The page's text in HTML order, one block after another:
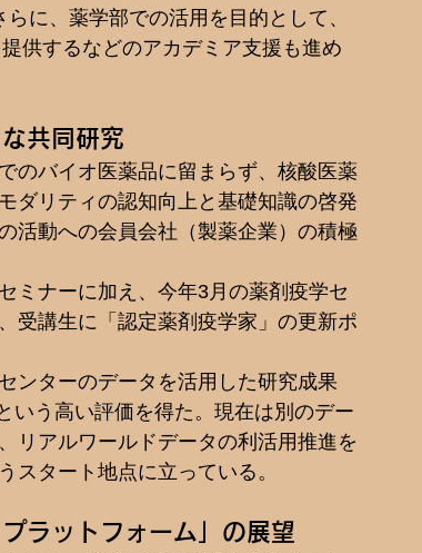
に、薬学部での活用を目的として、
供するなどのアカデミア支援も進め
共同研究
のバイオ医薬品に留まらず、核酸医薬
ダリティの認知向上と基礎知識の啓発
活動への会員会社（製薬企業）の積極
ミナーに加え、今年3月の薬剤疫学セ
受講生に「認定薬剤疫学家」の更新ポ
ンターのデータを活用した研究成果
いう高い評価を得た。現在は別のデー
リアルワールドデータの利活用推進を
スタート地点に立っている。
ラットフォーム」の展望